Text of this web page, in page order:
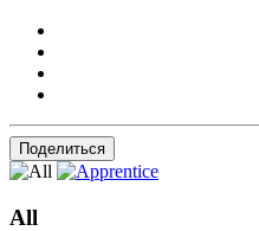
Поделиться
All